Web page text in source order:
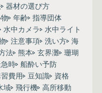
器材の選び方
年齢 指導団体
水中カメラ
水中ライト
注意事項 洗い方 海
法 熊本 玄界灘 珊瑚
時 船酔い予防
費用 豆知識 資格
域 飛行機 高所移動